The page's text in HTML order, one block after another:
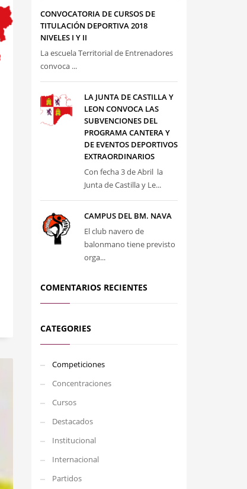
CONVOCATORIA DE CURSOS DE
TITULACIÓN DEPORTIVA 2018
NIVELES I Y II
La escuela Territorial de Entrenadores
convoca ...
LA JUNTA DE CASTILLA Y
LEON CONVOCA LAS
SUBVENCIONES DEL
PROGRAMA CANTERA Y
DE EVENTOS DEPORTIVOS
EXTRAORDINARIOS
Con fecha 3 de Abril la
Junta de Castilla y Le...
CAMPUS DEL BM. NAVA
El club navero de
balonmano tiene previsto
orga...
COMENTARIOS RECIENTES
CATEGORIES
Competiciones
Concentraciones
Cursos
Destacados
Institucional
Internacional
Partidos